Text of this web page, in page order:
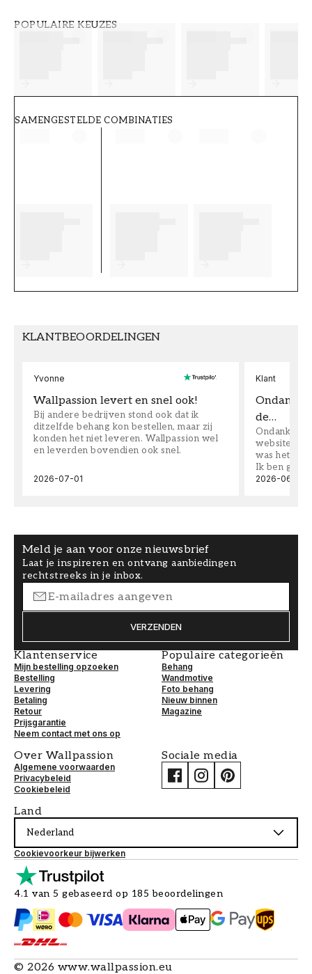
POPULAIRE KEUZES
SAMENGESTELDE COMBINATIES
KLANTBEOORDELINGEN
Yvonne
Wallpassion levert en snel ook!
Bij andere bedrijven stond ook dat ik
ditzelfde behang kon bestellen, maar zij
konden het niet leveren. Wallpassion wel
en leverden bovendien ook snel.
2026-07-01
Klant
Ondanks
de…
Ondanks
website
was het
Ik ben
2026-06-08
Meld je aan voor onze nieuwsbrief
Laat je inspireren en ontvang aanbiedingen
rechtstreeks in je inbox.
VERZENDEN
Klantenservice
Mijn bestelling opzoeken
Bestelling
Levering
Betaling
Retour
Prijsgarantie
Neem contact met ons op
Populaire categorieën
Behang
Wandmotive
Foto behang
Nieuw binnen
Magazine
Over Wallpassion
Algemene voorwaarden
Privacybeleid
Cookiebeleid
Sociale media
Land
Nederland
Cookievoorkeur bijwerken
4.1 van 5 gebaseerd op 185 beoordelingen
© 2026 www.wallpassion.eu